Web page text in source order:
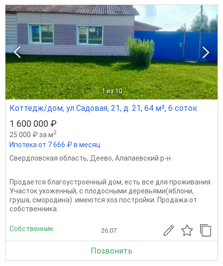
1 из 10
Коттедж/дом, ул Садовая, 21, д. 21, 64 м², 6 соток
1 600 000 ₽
25 000 ₽ за м2
Ипотека от 7 666 ₽ в месяц
Свердловская область, Деево, Алапаевский р-н
Продается благоустроенный дом, есть все для проживания.
Участок ухоженный, с плодосными деревьями(яблони,
груша, смородина). имеются хоз.постройки. Продажа от
собственника.
Собственник 26.07
Позвонить